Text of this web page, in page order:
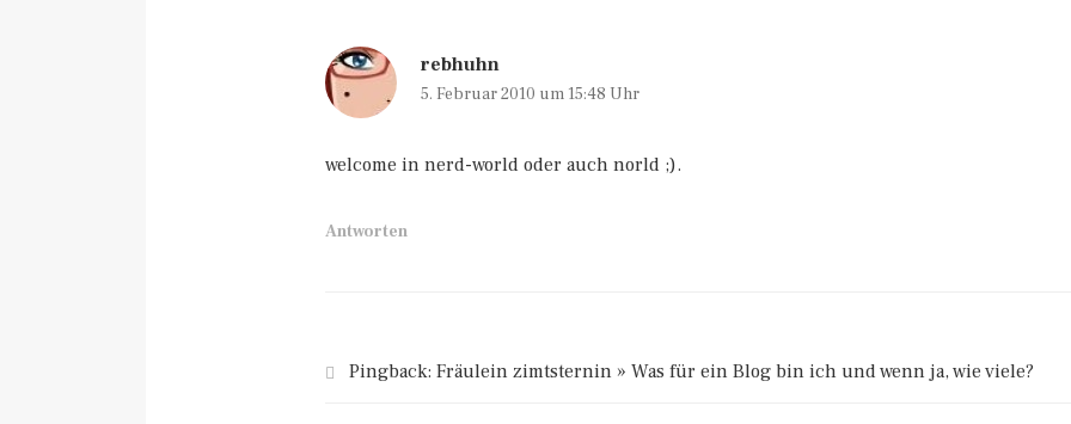
rebhuhn
5. Februar 2010 um 15:48 Uhr
welcome in nerd-world oder auch norld ;).
Antworten
Pingback: Fräulein zimtsternin » Was für ein Blog bin ich und wenn ja, wie viele?